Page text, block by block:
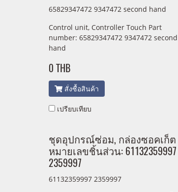
65829347472 9347472 second hand
Control unit, Controller Touch Part
number: 65829347472 9347472 second
hand
0 THB
สั่งซื้อสินค้า
เปรียบเทียบ
ชุดอุปกรณ์ซ่อม, กล่องซอคเก็ต
หมายเลขชิ้นส่วน: 61132359997
2359997
61132359997 2359997